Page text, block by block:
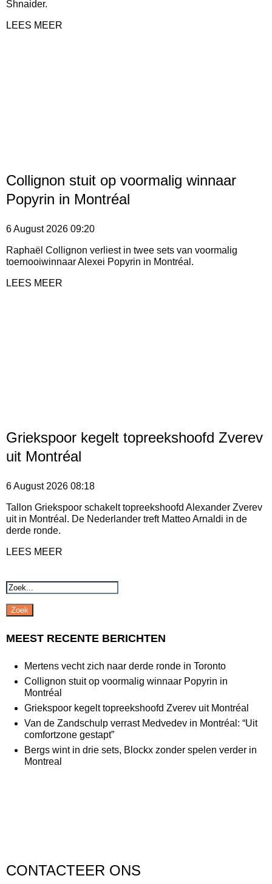
Shnaider.
LEES MEER
Collignon stuit op voormalig winnaar
Popyrin in Montréal
6 August 2026 09:20
Raphaël Collignon verliest in twee sets van voormalig
toernooiwinnaar Alexei Popyrin in Montréal.
LEES MEER
Griekspoor kegelt topreekshoofd Zverev
uit Montréal
6 August 2026 08:18
Tallon Griekspoor schakelt topreekshoofd Alexander Zverev
uit in Montréal. De Nederlander treft Matteo Arnaldi in de
derde ronde.
LEES MEER
Zoek
MEEST RECENTE BERICHTEN
Mertens vecht zich naar derde ronde in Toronto
Collignon stuit op voormalig winnaar Popyrin in
Montréal
Griekspoor kegelt topreekshoofd Zverev uit Montréal
Van de Zandschulp verrast Medvedev in Montréal: “Uit
comfortzone gestapt”
Bergs wint in drie sets, Blockx zonder spelen verder in
Montreal
CONTACTEER ONS